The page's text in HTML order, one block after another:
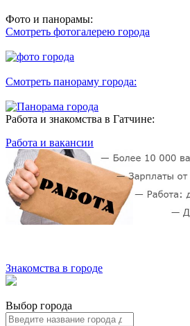
Фото и панорамы:
Смотреть фотогалерею города
Смотреть панораму города:
Работа и знакомства в Гатчине:
Работа и вакансии
Знакомства в городе
Выбор города